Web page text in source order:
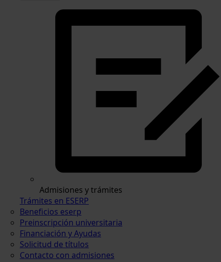
Admisiones y trámites
Trámites en ESERP
Beneficios eserp
Preinscripción universitaria
Financiación y Ayudas
Solicitud de títulos
Contacto con admisiones